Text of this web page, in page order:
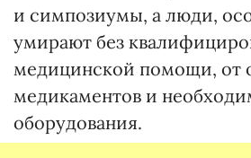
и симпозиумы, а люди,
умирают без
медицинской помощи, от
медикаментов и
оборудования.